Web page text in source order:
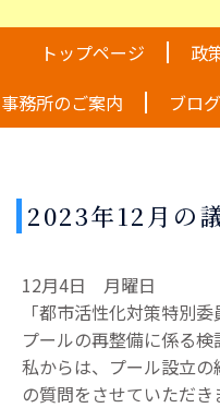
トップページ 政
事務所のご案内
ブログ
2023年12月の
12月4日 月曜日
「都市活性化対策特別
プールの再整備に係る検
私からは、プール設立
の質問をさせていただき